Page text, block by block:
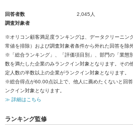
回答者数
2,045人
調査対象者
※オリコン顧客満足度ランキングは、データクリーニン
常値を排除）および調査対象者条件から外れた回答を除
※「総合ランキング」、「評価項目別」、部門の「業態
数を満たした企業のみランクイン対象となります。その
定人数の半数以上の企業がランクイン対象となります。
※総合得点が60.00点以上で、他人に薦めたくないと回
ンクイン対象となります。
≫ 詳細はこちら
ランキング監修